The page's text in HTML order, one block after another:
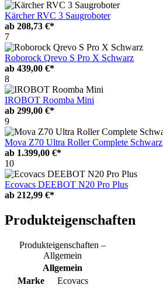
Kärcher RVC 3 Saugroboter
ab 208,73 €*
7
Roborock Qrevo S Pro X Schwarz
ab 439,00 €*
8
IROBOT Roomba Mini
ab 299,00 €*
9
Mova Z70 Ultra Roller Complete Schwarz
ab 1.399,00 €*
10
Ecovacs DEEBOT N20 Pro Plus
ab 212,99 €*
Produkteigenschaften
Produkteigenschaften –
Allgemein
Allgemein
Marke
Ecovacs